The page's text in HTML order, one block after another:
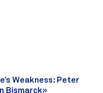
Weakness: Peter
Bismarck»